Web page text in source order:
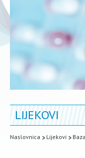
LIJEKOVI
Naslovnica Lijekovi